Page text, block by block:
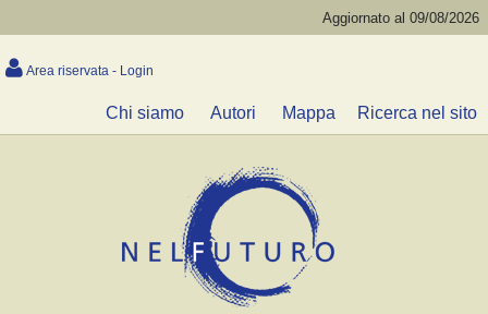
Aggiornato al 09/08/2026
Area riservata - Login
Chi siamo Autori Mappa Ricerca nel sito